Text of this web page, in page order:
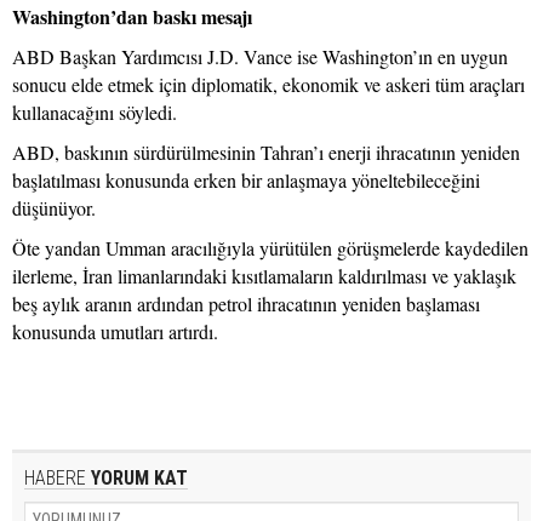
Washington’dan baskı mesajı
ABD Başkan Yardımcısı J.D. Vance ise Washington’ın en uygun
sonucu elde etmek için diplomatik, ekonomik ve askeri tüm araçları
kullanacağını söyledi.
ABD, baskının sürdürülmesinin Tahran’ı enerji ihracatının yeniden
başlatılması konusunda erken bir anlaşmaya yöneltebileceğini
düşünüyor.
Öte yandan Umman aracılığıyla yürütülen görüşmelerde kaydedilen
ilerleme, İran limanlarındaki kısıtlamaların kaldırılması ve yaklaşık
beş aylık aranın ardından petrol ihracatının yeniden başlaması
konusunda umutları artırdı.
HABERE YORUM KAT